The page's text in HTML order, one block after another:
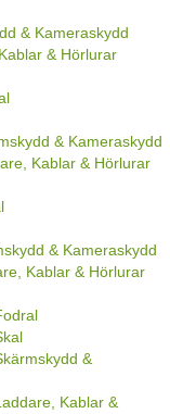
& Kameraskydd
& Hörlurar
& Kameraskydd
Kablar & Hörlurar
& Kameraskydd
Kablar & Hörlurar
&
Kablar &